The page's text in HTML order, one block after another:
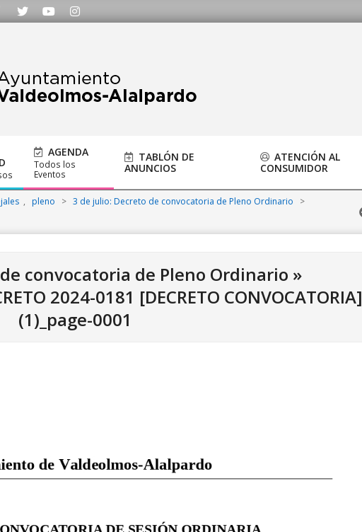
al 91 620 21 53 o escríbenos a ayuntamiento@alalpardo.org
AGENDA
Todos los
Eventos
TABLÓN DE
ANUNCIOS
ATENCIÓN AL
CONSUMIDOR
, pleno > 3 de julio: Decreto de convocatoria de Pleno Ordinario
>
convocatoria de Pleno Ordinario »
2024-0181 [DECRETO CONVOCATORIA]
(1)_page-0001